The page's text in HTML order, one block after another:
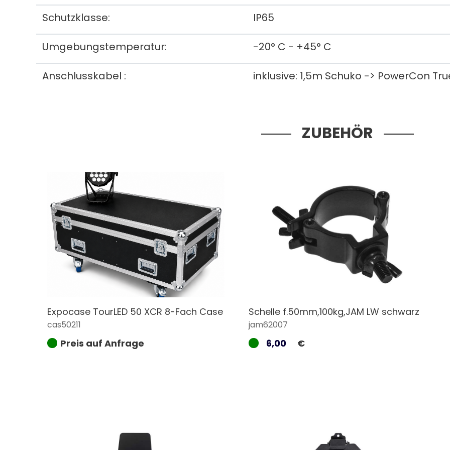
Schutzklasse: IP65
Umgebungstemperatur: -20° C - +45° C
Anschlusskabel : inklusive: 1,5m Schuko -> PowerCon
ZUBEHÖR
Expocase TourLED 50 XCR 8-Fach Case
cas50211
Preis auf Anfrage
Schelle f.50mm,100kg,JAM LW schwarz
jam62007
6,00 €